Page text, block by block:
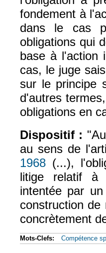
fondement à
dans le cas
obligations qui
base à l'action
cas, le juge
sur le principe
d'autres
obligations en
Dispositif :
au sens de
1968 (le lien est
(...),
litige relatif à
intentée par
construction de
concrètement
Mots-Clefs: Compétence